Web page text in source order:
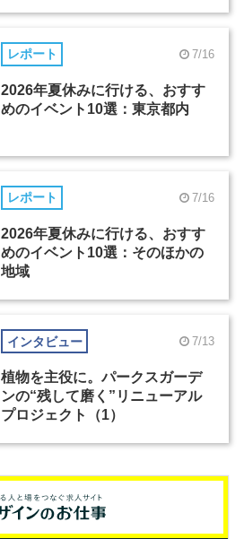
レポート 7/16
2026年夏休みに行ける、おすす
めのイベント10選：東京都内
レポート 7/16
2026年夏休みに行ける、おすす
めのイベント10選：そのほかの
地域
インタビュー 7/13
植物を主役に。パークスガーデ
ンの“残して磨く”リニューアル
プロジェクト（1）